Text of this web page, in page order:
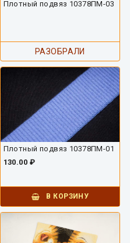
Плотный подвяз 10378ПМ-03
РАЗОБРАЛИ
Плотный подвяз 10378ПМ-01
130.00 ₽
В КОРЗИНУ